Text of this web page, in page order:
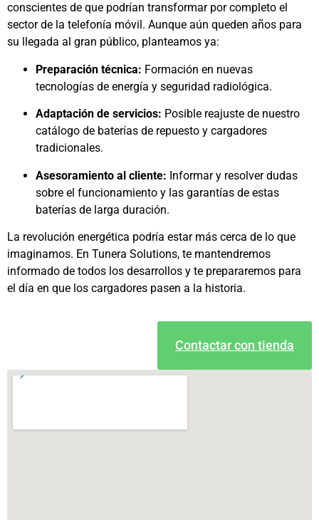
conscientes de que podrían transformar por completo el
sector de la telefonía móvil. Aunque aún queden años para
su llegada al gran público, planteamos ya:
Preparación técnica: Formación en nuevas
tecnologías de energía y seguridad radiológica.
Adaptación de servicios: Posible reajuste de nuestro
catálogo de baterías de repuesto y cargadores
tradicionales.
Asesoramiento al cliente: Informar y resolver dudas
sobre el funcionamiento y las garantías de estas
baterías de larga duración.
La revolución energética podría estar más cerca de lo que
imaginamos. En Tunera Solutions, te mantendremos
informado de todos los desarrollos y te prepararemos para
el día en que los cargadores pasen a la historia.
Contactar con tienda